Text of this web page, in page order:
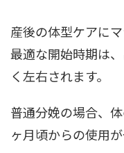
産後の体型ケアに
最適な開始時期は
く左右されます。
普通分娩の場合、
ヶ月頃からの使用が